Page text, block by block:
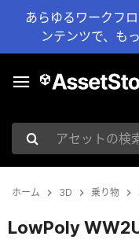
あらゆるワークフ
ンテンツで、も
アセットの検索
ホーム 3D 乗り物
LowPoly